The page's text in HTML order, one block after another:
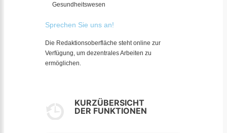
Gesundheitswesen
Sprechen Sie uns an!
Die Redaktionsoberfläche steht online zur
Verfügung, um dezentrales Arbeiten zu
ermöglichen.
KURZÜBERSICHT
DER FUNKTIONEN